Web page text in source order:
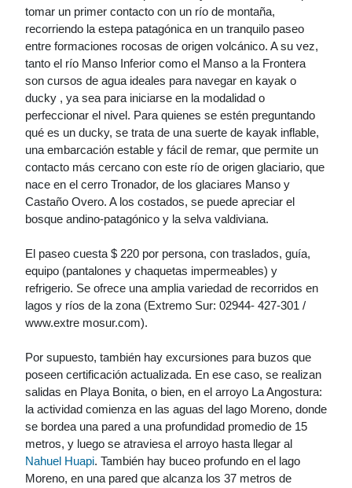
tomar un primer contacto con un río de montaña,
recorriendo la estepa patagónica en un tranquilo paseo
entre formaciones rocosas de origen volcánico. A su vez,
tanto el río Manso Inferior como el Manso a la Frontera
son cursos de agua ideales para navegar en kayak o
ducky , ya sea para iniciarse en la modalidad o
perfeccionar el nivel. Para quienes se estén preguntando
qué es un ducky, se trata de una suerte de kayak inflable,
una embarcación estable y fácil de remar, que permite un
contacto más cercano con este río de origen glaciario, que
nace en el cerro Tronador, de los glaciares Manso y
Castaño Overo. A los costados, se puede apreciar el
bosque andino-patagónico y la selva valdiviana.
El paseo cuesta $ 220 por persona, con traslados, guía,
equipo (pantalones y chaquetas impermeables) y
refrigerio. Se ofrece una amplia variedad de recorridos en
lagos y ríos de la zona (Extremo Sur: 02944- 427-301 /
www.extre mosur.com).
Por supuesto, también hay excursiones para buzos que
poseen certificación actualizada. En ese caso, se realizan
salidas en Playa Bonita, o bien, en el arroyo La Angostura:
la actividad comienza en las aguas del lago Moreno, donde
se bordea una pared a una profundidad promedio de 15
metros, y luego se atraviesa el arroyo hasta llegar al
Nahuel Huapi. También hay buceo profundo en el lago
Moreno, en una pared que alcanza los 37 metros de